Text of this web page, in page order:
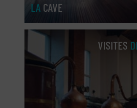
LA CAVE
VISITES